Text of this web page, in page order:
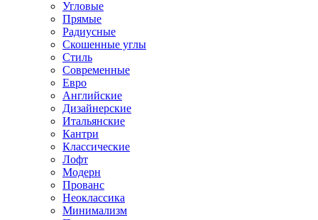
Угловые
Прямые
Радиусные
Скошенные углы
Стиль
Современные
Евро
Английские
Дизайнерские
Итальянские
Кантри
Классические
Лофт
Модерн
Прованс
Неоклассика
Минимализм